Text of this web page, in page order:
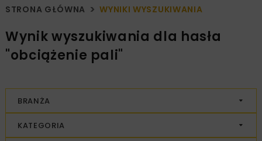
STRONA GŁÓWNA WYNIKI WYSZUKIWANIA
Wynik wyszukiwania dla hasła
"obciążenie pali"
BRANŻA
KATEGORIA